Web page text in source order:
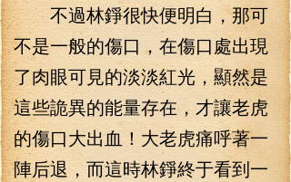
不過林錚很快便明白，那可
不是一般的傷口，在傷口處出現
了肉眼可見的淡淡紅光，顯然是
這些詭異的能量存在，才讓老虎
的傷口大出血！大老虎痛呼著一
陣后退，而這時林錚終于看到一